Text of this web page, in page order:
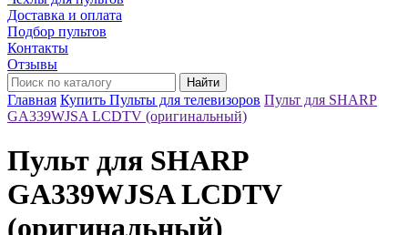
Доставка и оплата
Подбор пультов
Контакты
Отзывы
Найти
Главная Купить Пульты для телевизоров Пульт для SHARP
GA339WJSA LCDTV (оригинальный)
Пульт для SHARP
GA339WJSA LCDTV
(оригинальный)